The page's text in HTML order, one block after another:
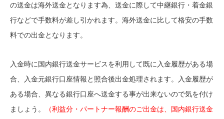
の送金は海外送金となります為、送金に際して中継銀行・着金銀
行などで手数料が差し引かれます。海外送金に比して格安の手数
料での出金となります。
入金時に国内銀行送金サービスを利用して既に入金履歴がある場
合、入金元銀行口座情報と照合後出金処理されます。入金履歴が
ある場合、異なる銀行口座へ送金する事が出来ないので気を付け
ましょう。
（利益分・パートナー報酬のご出金は、国内銀行送金